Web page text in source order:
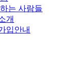
는 사람들
개
입안내